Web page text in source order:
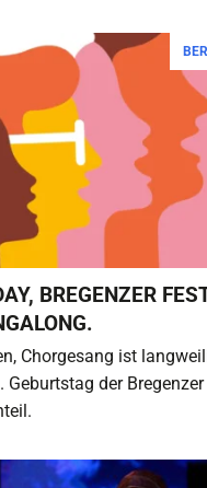
BREGENZER
Chorgesang ist
der